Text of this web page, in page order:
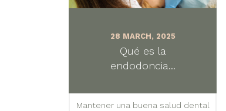
28 MARCH, 2025
Qué es la
endodoncia...
Mantener una buena salud dental